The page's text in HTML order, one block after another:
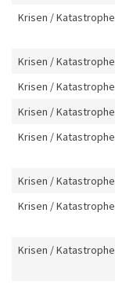
Krisen /
Krisen /
Krisen /
Krisen /
Krisen /
Krisen /
Krisen /
Krisen /